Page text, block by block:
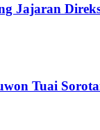
Jajaran
Tuai